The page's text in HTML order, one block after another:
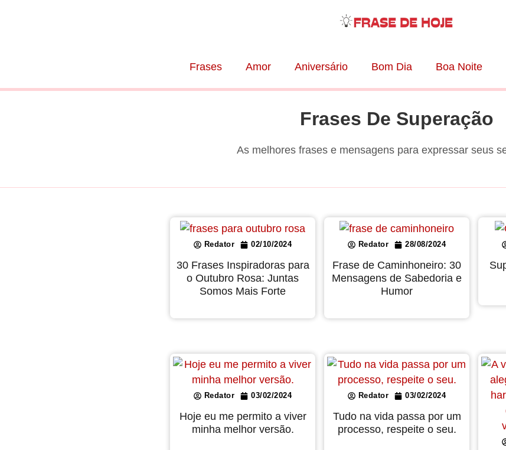
Frases Amor Aniversário Bom Dia Boa Noite
Frases De Superação
As melhores frases e mensagens para expressar seus
Redator 02/10/2024
30 Frases Inspiradoras para
o Outubro Rosa: Juntas
Somos Mais Forte
Redator 28/08/2024
Frase de Caminhoneiro: 30
Mensagens de Sabedoria e
Humor
Redator 03/02/2024
Hoje eu me permito a viver
minha melhor versão.
Redator 03/02/2024
Tudo na vida passa por um
processo, respeite o seu.